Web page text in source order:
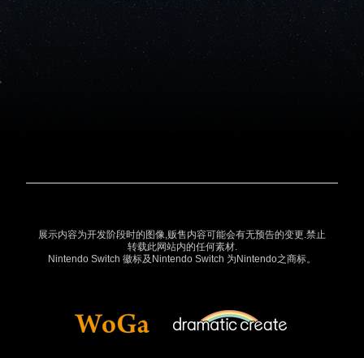
展示内容为开发阶段时的图像,贩售内容可能会有无预告的变更.禁止
转载此网站内的任何素材.
Nintendo Switch 徽标及Nintendo Switch 为Nintendo之商标。